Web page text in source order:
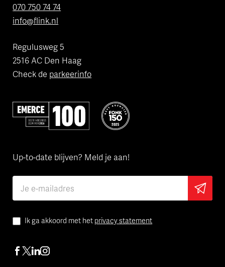
070 750 74 74
info@flink.nl
Regulusweg 5
2516 AC Den Haag
Check de parkeerinfo
Up-to-date blijven? Meld je aan!
Ik ga akkoord met het privacy statement
Volgens Emerce een van de beste bedrijven in e-
Flink is een van de FONK150